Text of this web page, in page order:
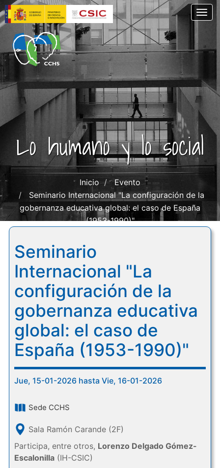
Pasar
al
contenido
principal
Lo humano y lo social
Inicio
Evento
Seminario Internacional "La configuración de la
gobernanza educativa global: el caso de España
(1953-1990)"
Seminario
Internacional "La
configuración de la
gobernanza educativa
global: el caso de
España (1953-1990)"
Jue, 15-01-2026 hasta Vie, 16-01-2026
Sede CCHS
Sala Ramón Carande (2F)
Participa, entre otros, Lorenzo Delgado Gómez-
Escalonilla(IH-CSIC)